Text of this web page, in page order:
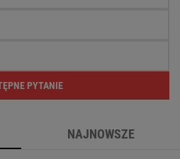
PYTANIE
NAJNOWSZE